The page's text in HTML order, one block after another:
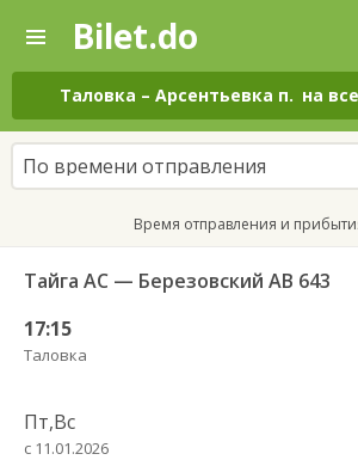
—
Поиск
и
покупка
билетов
на
автобус
онлайн
Bilet.do
Таловка – Арсентьевка п. на
По времени отправления
Время отправления и
Тайга АС — Березовский АВ 643
17:15
Таловка
Пт,Вс
с 11.01.2026